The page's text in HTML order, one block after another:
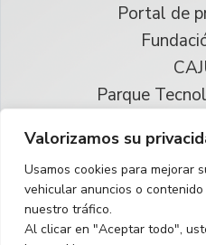
Valorizamos su
Usamos cookies para mejorar
vehicular anuncios o
nuestro tráfico.
Al clicar en "Aceptar todo",
Portal de
Parque
Reservados
Español